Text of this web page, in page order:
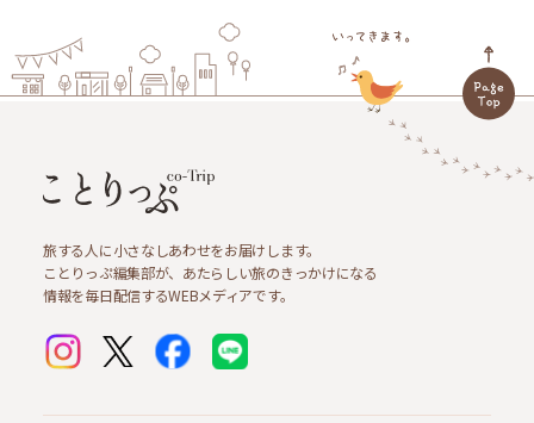
旅する人に小さなしあわせをお届けします。
ことりっぷ編集部が、あたらしい旅のきっかけになる
情報を毎日配信するWEBメディアです。